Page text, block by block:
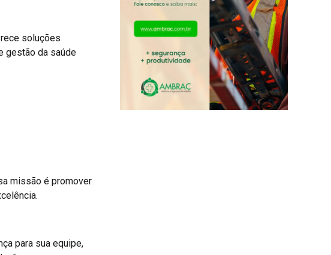
soluções
gestão da saúde
missão é promover
para sua equipe,